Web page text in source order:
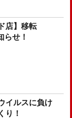
店】移転
らせ！
イルスに負け
り！